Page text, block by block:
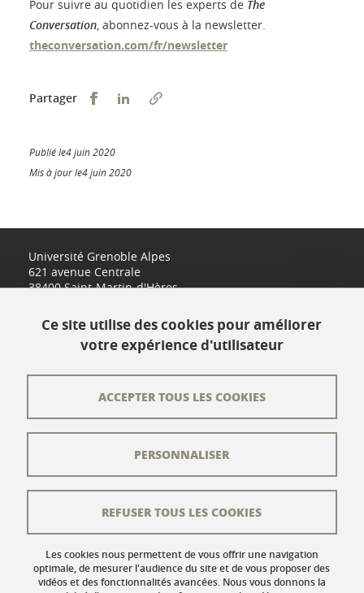
Pour suivre au quotidien les experts de The
Conversation, abonnez-vous à la newsletter.
theconversation.com/fr/newsletter
Partager Partager sur Facebook
Partager sur LinkedIn
Publié le4 juin 2020
Mis à jour le4 juin 2020
Université Grenoble Alpes
621 avenue Centrale
38400 Saint-Martin-d'Hères
L'équipe éditoriale
Crédits
Mentions légales
Données personnelles
Gestion des cookies
Ce site utilise des cookies pour améliorer
votre expérience d'utilisateur
Les cookies nous permettent de vous offrir une navigation
optimale, de mesurer l'audience du site et de vous proposer des
vidéos et des fonctionnalités avancées. Nous vous donnons la
ACCEPTER TOUS LES COOKIES
REFUSER TOUS LES COOKIES
PERSONNALISER